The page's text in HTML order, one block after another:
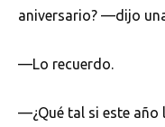
aniversario? —dijo
—Lo recuerdo.
—¿Qué tal si este año